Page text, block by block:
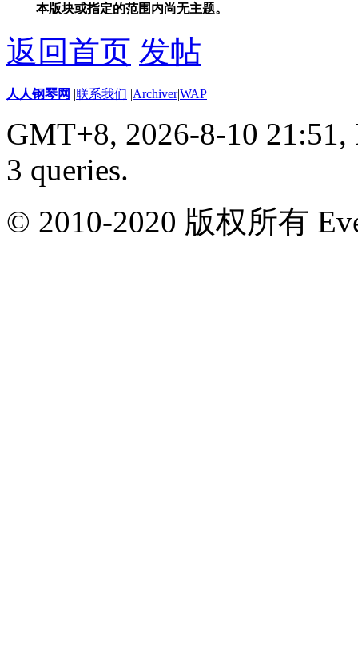
本版块或指定的范围内尚无主题。
返回首页 发帖
人人钢琴网 |联系我们 |Archiver|WAP
GMT+8, 2026-8-10 21:51,
3 queries.
© 2010-2020 版权所有